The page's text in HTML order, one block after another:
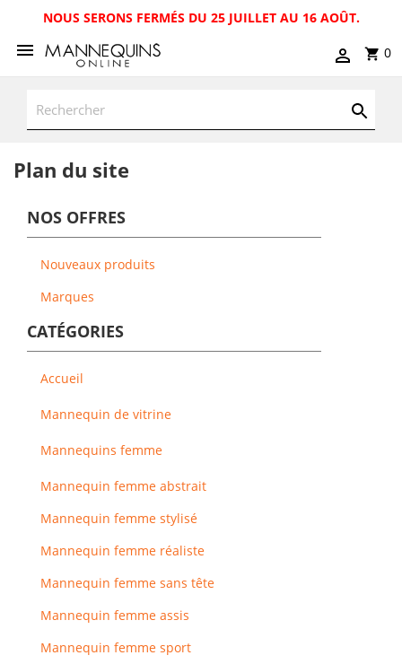
NOUS SERONS FERMÉS DU 25 JUILLET AU 16 AOÛT.
0
Plan du site
NOS OFFRES
Nouveaux produits
Marques
CATÉGORIES
Accueil
Mannequin de vitrine
Mannequins femme
Mannequin femme abstrait
Mannequin femme stylisé
Mannequin femme réaliste
Mannequin femme sans tête
Mannequin femme assis
Mannequin femme sport